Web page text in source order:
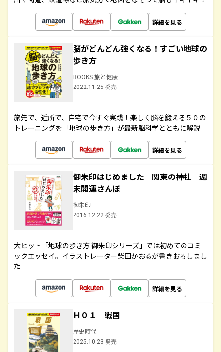
詳細を見る
脳がどんどん強くなる！すごい地球の
歩き方
BOOKS 旅と健康
2022.11.25 発売
旅先で、近所で、自宅で今すぐ実践！楽しく脳を鍛える５０の
トレーニングを「地球の歩き方」が最新脳科学とともに解説
詳細を見る
御朱印はじめました 関東の神社 週
末開運さんぽ
御朱印
2016.12.22 発売
大ヒット「地球の歩き方 御朱印シリーズ」では初めてのコミ
ックエッセイ。イラストレーター柴田かおるが書きおろしまし
た
詳細を見る
Ｈ０１ 戦国
歴史時代
2025.10.23 発売